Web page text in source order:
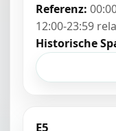
Referenz:
12:00-23:59
Historische
E5